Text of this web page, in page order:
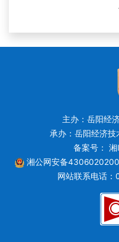
主办：岳阳经
承办：岳阳经济技
备案号：
湘公网安备
网站联系电话